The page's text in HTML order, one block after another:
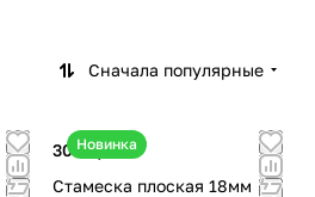
Сначала популярные
Новинка
300 ₽/шт
Стамеска плоская 18мм